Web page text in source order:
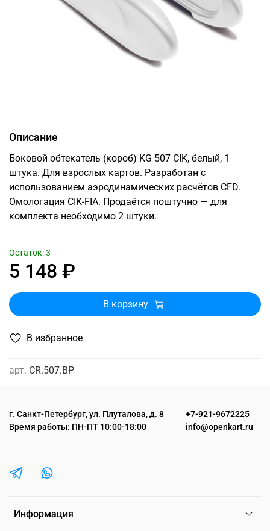
В избранное
арт. CR.507.BP
Описание
Боковой обтекатель (короб) KG 507 CIK, белый, 1
штука. Для взрослых картов. Разработан с
использованием аэродинамических расчётов CFD.
Омологация CIK-FIA. Продаётся поштучно — для
комплекта необходимо 2 штуки.
5 148 ₽
Остаток: 3
В корзину
Информация
г. Санкт-Петербург, ул. Плуталова, д. 8
Время работы: ПН-ПТ 10:00-18:00
+7-921-9672225
info@openkart.ru